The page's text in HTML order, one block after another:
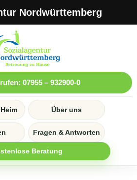
07955 – 932900-0
Über uns
Fragen & Antworten
Beratung
Nordwürttemberg